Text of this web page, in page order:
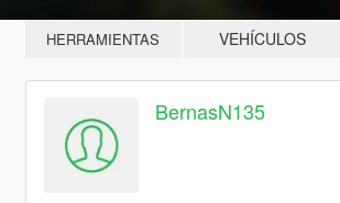
HERRAMIENTAS VEHÍCULOS
BernasN135